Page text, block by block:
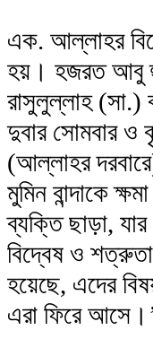
এক. আল্লাহর
হয়। হজরত আবু
রাসুলুল্লাহ (সা.)
দুবার সোমবার ও
(আল্লাহর
মুমিন বান্দাকে
ব্যক্তি ছাড়া,
বিদ্বেষ ও
হয়েছে, এদের
এরা ফিরে